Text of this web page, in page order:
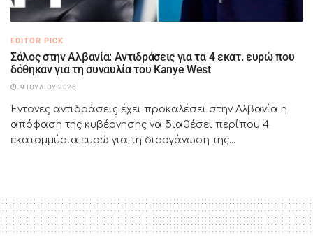
EDITOR PICK
Σάλος στην Αλβανία: Αντιδράσεις για τα 4 εκατ. ευρώ που
δόθηκαν για τη συναυλία του Kanye West
9 ΙΟΥΛΊΟΥ 2026
Έντονες αντιδράσεις έχει προκαλέσει στην Αλβανία η
απόφαση της κυβέρνησης να διαθέσει περίπου 4
εκατομμύρια ευρώ για τη διοργάνωση της...